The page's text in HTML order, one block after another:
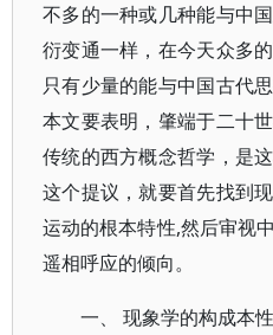
不多的一种或几种能与中
衍变通一样，在今天众多
只有少量的能与中国古代
本文要表明，肇端于二十
传统的西方概念哲学，是
这个提议，就要首先找到
运动的根本特性,然后审视
遥相呼应的倾向。
一、 现象学的构成本性